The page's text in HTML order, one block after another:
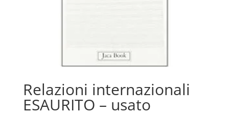
Relazioni internazionali
ESAURITO – usato